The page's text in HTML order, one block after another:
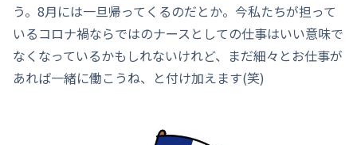
う。8月には一旦帰ってくるのだとか。今私たちが担って
いるコロナ禍ならではのナースとしての仕事はいい意味で
なくなっているかもしれないけれど、まだ細々とお仕事が
あれば一緒に働こうね、と付け加えます(笑)